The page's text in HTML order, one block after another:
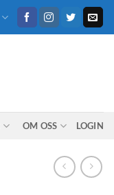
OM OSS LOGIN